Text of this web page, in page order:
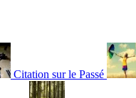
Citation sur le Passé